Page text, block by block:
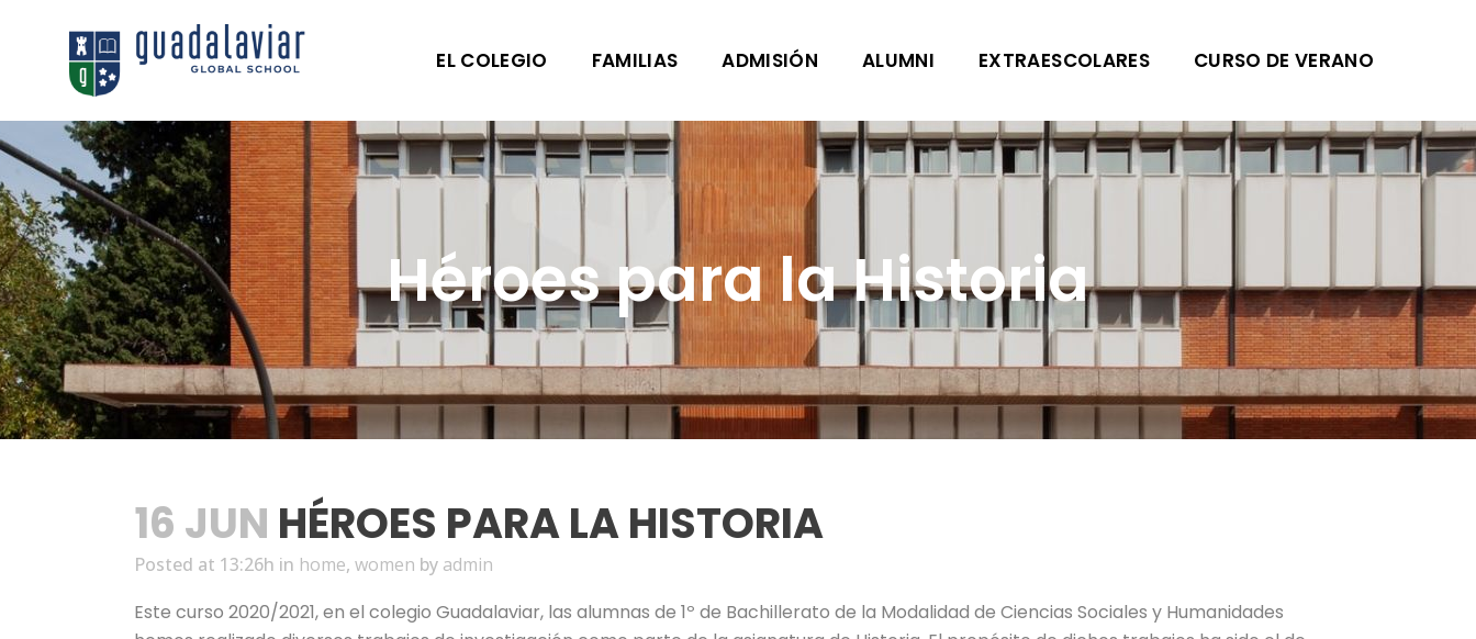
EL COLEGIO FAMILIAS ADMISIÓN ALUMNI EXTRAESCOLARES CURSO DE VERANO
Héroes para la Historia
16 JUN HÉROES PARA LA HISTORIA
Posted at 13:26h in home, women by admin
Este curso 2020/2021, en el colegio Guadalaviar, las alumnas de 1º de Bachillerato de la Modalidad de Ciencias Sociales y Humanidades